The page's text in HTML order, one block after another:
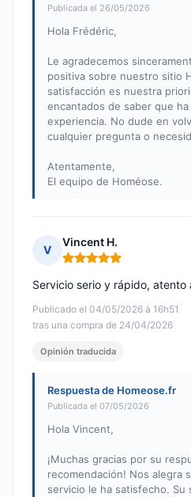
Publicada el 26/05/2026
Hola Frédéric,
Le agradecemos
positiva sobre nuestro sitio
satisfacción es nuestra
encantados de saber que
experiencia. No dude en
cualquier pregunta o
Atentamente,
El equipo de Homéose.
V
Vincent H.
Nota: 5 de 5
Publicado el 04/05/2026 à 16h51
tras una compra de 24/04/2026
Servicio serio y rápido, atento
Opinión traducida
Respuesta de Homeose.fr
Publicada el 07/05/2026
Hola Vincent,
¡Muchas gracias por su
recomendación! Nos alegra
servicio le ha satisfecho.